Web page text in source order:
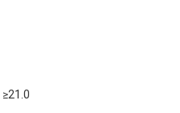
≥21.0